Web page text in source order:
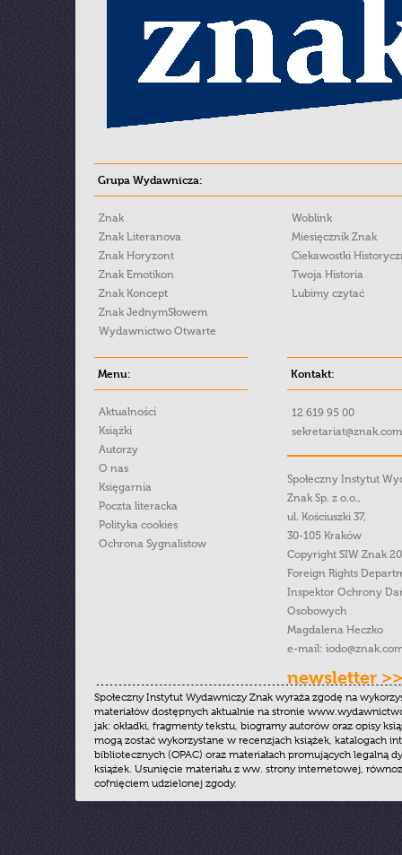
Grupa Wydawnicza:
Znak
Znak Literanova
Znak Horyzont
Znak Emotikon
Znak Koncept
Znak JednymSłowem
Wydawnictwo Otwarte
Woblink
Miesięcznik Znak
Ciekawostki
Twoja Historia
Lubimy czytać
Menu:
Aktualności
Książki
Autorzy
O nas
Księgarnia
Poczta literacka
Polityka cookies
Ochrona Sygnalistow
Kontakt:
12 619 95 00
Społeczny Instytut
Znak Sp. z o.o.,
ul. Kościuszki 37,
30-105 Kraków
Copyright SIW Znak
Foreign Rights
Inspektor Ochrony
Osobowych
Magdalena Heczko
e-mail:
newsletter >>
Społeczny Instytut Wydawniczy Znak wyraża zgodę na
materiałów dostępnych aktualnie na stronie
jak: okładki, fragmenty tekstu, biogramy autorów oraz opisy
mogą zostać wykorzystane w recenzjach książek, katalogach
bibliotecznych (OPAC) oraz materiałach promujących legalną
książek. Usunięcie materiału z ww. strony internetowej,
cofnięciem udzielonej zgody.